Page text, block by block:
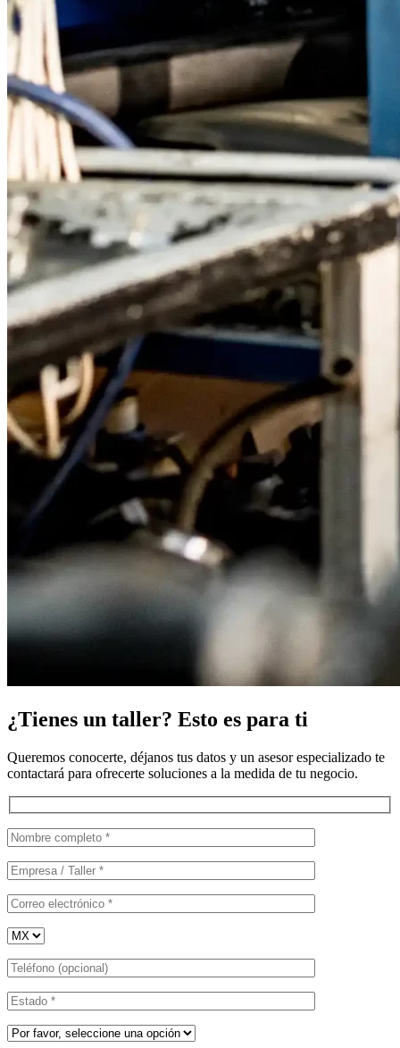
¿Tienes un taller? Esto es para ti
Queremos conocerte, déjanos tus datos y un asesor especializado te
contactará para ofrecerte soluciones a la medida de tu negocio.